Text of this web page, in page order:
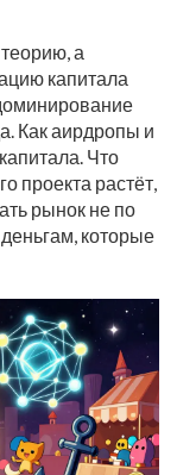
а
капитала
Как аирдропы и
Что
проекта растёт,
рынок не по
которые